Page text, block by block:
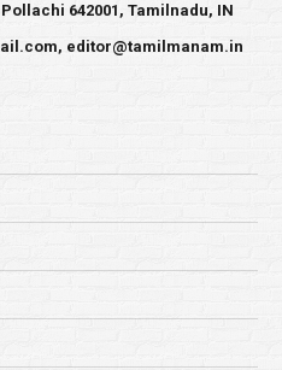
642001, Tamilnadu, IN
, editor@tamilmanam.in